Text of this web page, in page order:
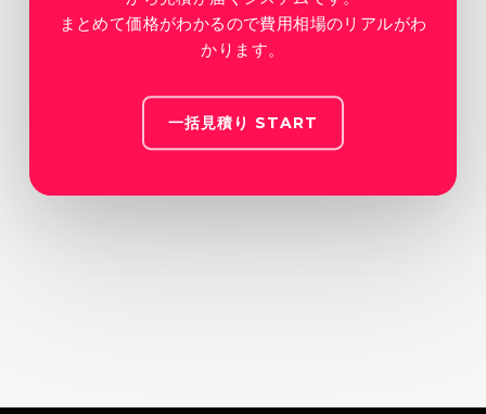
まとめて価格がわかるので費用相場のリアルがわ
かります。
一括見積り START